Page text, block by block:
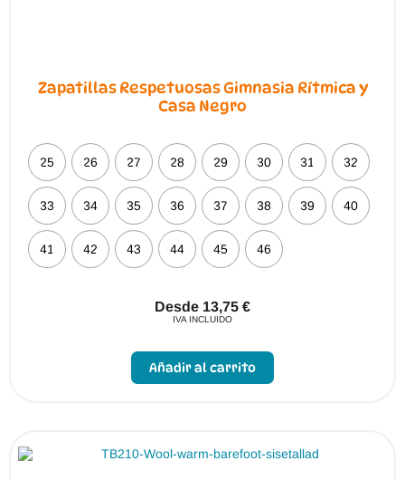
Zapatillas Respetuosas Gimnasia Rítmica y
Casa Negro
25 26 27 28 29 30 31 32
33 34 35 36 37 38 39 40
41 42 43 44 45 46
Desde 13,75 €
IVA INCLUIDO
Añadir al carrito
pueden